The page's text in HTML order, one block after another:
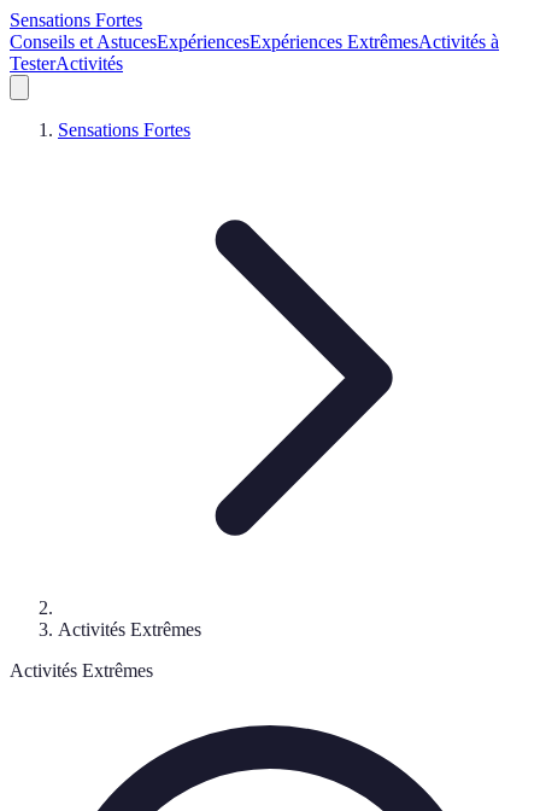
Sensations Fortes
Conseils et AstucesExpériencesExpériences ExtrêmesActivités à
TesterActivités
Sensations Fortes
Activités Extrêmes
Activités Extrêmes